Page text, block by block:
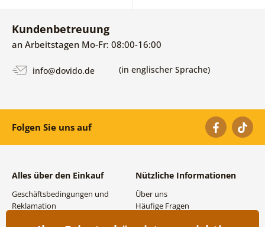
Kundenbetreuung
an Arbeitstagen Mo-Fr: 08:00-16:00
info@dovido.de (in englischer Sprache)
Folgen Sie uns auf
Alles über den Einkauf
Geschäftsbedingungen und
Reklamation
Nützliche Informationen
Über uns
Häufige Fragen